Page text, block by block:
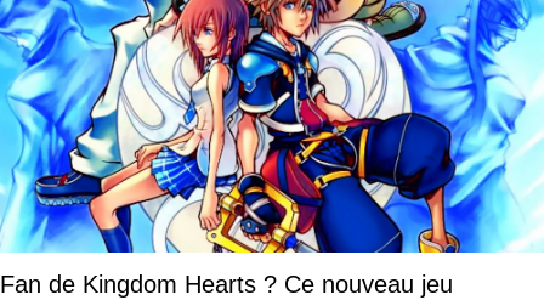
Fan de Kingdom Hearts ? Ce nouveau jeu